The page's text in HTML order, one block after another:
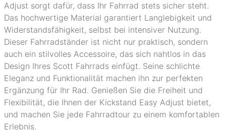
Adjust sorgt dafür, dass Ihr Fahrrad stets sicher steht.
Das hochwertige Material garantiert Langlebigkeit und
Widerstandsfähigkeit, selbst bei intensiver Nutzung.
Dieser Fahrradständer ist nicht nur praktisch, sondern
auch ein stilvolles Accessoire, das sich nahtlos in das
Design Ihres Scott Fahrrads einfügt. Seine schlichte
Eleganz und Funktionalität machen ihn zur perfekten
Ergänzung für Ihr Rad. Genießen Sie die Freiheit und
Flexibilität, die Ihnen der Kickstand Easy Adjust bietet,
und machen Sie jede Fahrradtour zu einem komfortablen
Erlebnis.